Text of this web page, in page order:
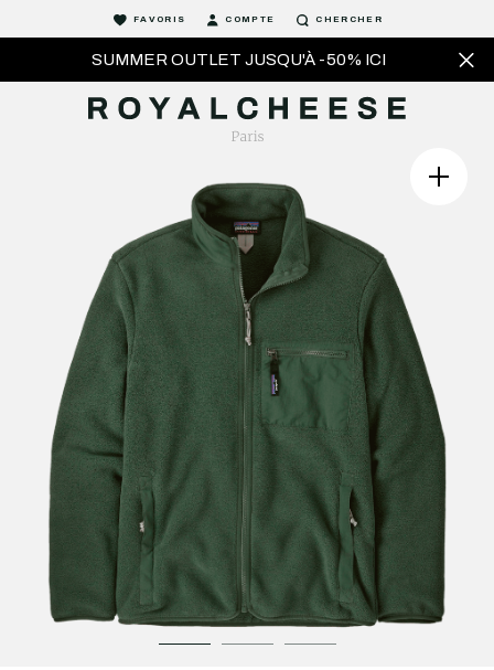
SUMMER OUTLET JUSQU'À -50% ICI
FAVORIS COMPTE CHERCHER